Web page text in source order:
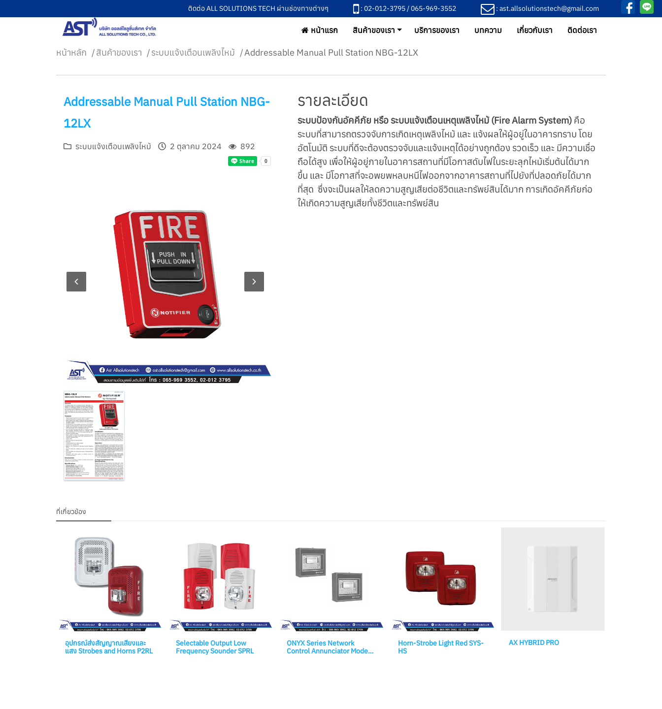
ติดต่อ ALL SOLUTIONS TECH ผ่านช่องทางต่างๆ : 02-012-3795 / 065-969-3552 : ast.allsolutionstech@gmail.com
หน้าแรก สินค้าของเรา บริการของเรา บทความ เกี่ยวกับเรา ติดต่อเรา
หน้าหลัก สินค้าของเรา ระบบแจ้งเตือนเพลิงไหม้ Addressable Manual Pull Station NBG-12LX
Addressable Manual Pull Station NBG-
12LX
ระบบแจ้งเตือนเพลิงไหม้ 2 ตุลาคม 2024 892
รายละเอียด
ระบบป้องกันอัคคีภัย หรือ ระบบแจ้งเตือนเหตุเพลิงไหม้ (Fire Alarm System) คือ
ระบบที่สามารถตรวจจับการเกิดเหตุเพลิงไหม้ และ แจ้งผลให้ผู้อยู่ในอาคารทราบ โดย
อัตโนมัติ ระบบที่ดีจะต้องตรวจจับและแจ้งเหตุได้อย่างถูกต้อง รวดเร็ว และ มีความเชื่อ
ถือได้สูง เพื่อให้ผู้อยู่ภายในอาคารสถานที่มีโอกาสดับไฟในระยะลุกไหม้เริ่มต้นได้มาก
ขึ้น และ มีโอกาสที่จะอพยพหลบหนีไฟออกจากอาคารสถานที่ไปยังที่ปลอดภัยได้มาก
ที่สุด ซึ่งจะเป็นผลให้ลดความสูญเสียต่อชีวิตและทรัพย์สินได้มาก การเกิดอัคคีภัยก่อ
ให้เกิดความสูญเสียทั้งชีวิตและทรัพย์สิน
ที่เกี่ยวข้อง
อุปกรณ์ส่งสัญญาณเสียงและ
แสง Strobes and Horns P2RL
Selectable Output Low
Frequency Sounder SPRL
ONYX Series Network
Control Annunciator Model.
Horn-Strobe Light Red SYS-
HS
AX HYBRID PRO